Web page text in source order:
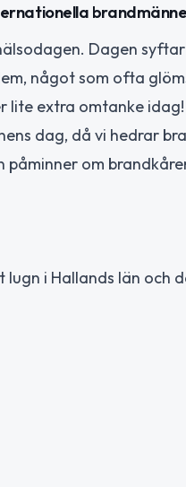
Dagen
något som ofta
lite extra omtanke idag!
dag, då vi hedrar
påminner om
i Hallands län och